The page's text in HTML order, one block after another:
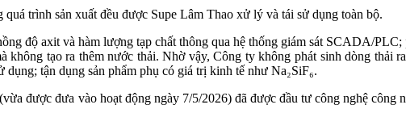
trình sản xuất đều được Supe Lâm Thao xử lý và tái sử dụng toàn bộ.
độ axit và hàm lượng tạp chất thông qua hệ thống giám sát SCADA/
không tạo ra thêm nước thải. Nhờ vậy, Công ty không phát sinh dòng thải
tận dụng sản phẩm phụ có giá trị kinh tế như Na₂SiF₆.
được đưa vào hoạt động ngày 7/5/2026) đã được đầu tư công nghệ công